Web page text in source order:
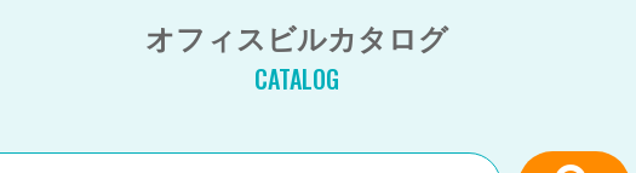
オフィスビルカタログ
CATALOG